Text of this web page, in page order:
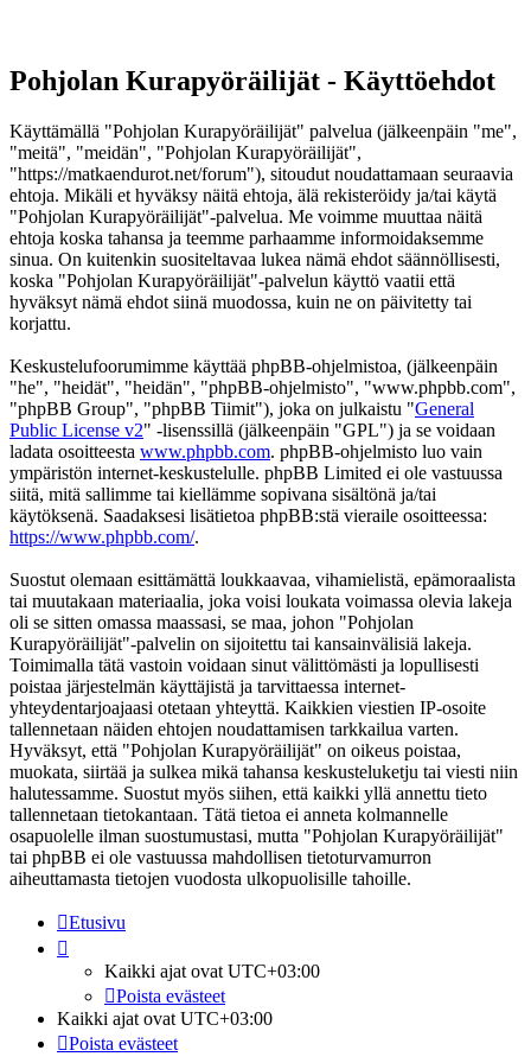
Pohjolan Kurapyöräilijät - Käyttöehdot
Käyttämällä "Pohjolan Kurapyöräilijät" palvelua (jälkeenpäin "me",
"meitä", "meidän", "Pohjolan Kurapyöräilijät",
"https://matkaendurot.net/forum"), sitoudut noudattamaan seuraavia
ehtoja. Mikäli et hyväksy näitä ehtoja, älä rekisteröidy ja/tai käytä
"Pohjolan Kurapyöräilijät"-palvelua. Me voimme muuttaa näitä
ehtoja koska tahansa ja teemme parhaamme informoidaksemme
sinua. On kuitenkin suositeltavaa lukea nämä ehdot säännöllisesti,
koska "Pohjolan Kurapyöräilijät"-palvelun käyttö vaatii että
hyväksyt nämä ehdot siinä muodossa, kuin ne on päivitetty tai
korjattu.
Keskustelufoorumimme käyttää phpBB-ohjelmistoa, (jälkeenpäin
"he", "heidät", "heidän", "phpBB-ohjelmisto", "www.phpbb.com",
"phpBB Group", "phpBB Tiimit"), joka on julkaistu "General
Public License v2" -lisenssillä (jälkeenpäin "GPL") ja se voidaan
ladata osoitteesta www.phpbb.com. phpBB-ohjelmisto luo vain
ympäristön internet-keskustelulle. phpBB Limited ei ole vastuussa
siitä, mitä sallimme tai kiellämme sopivana sisältönä ja/tai
käytöksenä. Saadaksesi lisätietoa phpBB:stä vieraile osoitteessa:
https://www.phpbb.com/.
Suostut olemaan esittämättä loukkaavaa, vihamielistä, epämoraalista
tai muutakaan materiaalia, joka voisi loukata voimassa olevia lakeja
oli se sitten omassa maassasi, se maa, johon "Pohjolan
Kurapyöräilijät"-palvelin on sijoitettu tai kansainvälisiä lakeja.
Toimimalla tätä vastoin voidaan sinut välittömästi ja lopullisesti
poistaa järjestelmän käyttäjistä ja tarvittaessa internet-
yhteydentarjoajaasi otetaan yhteyttä. Kaikkien viestien IP-osoite
tallennetaan näiden ehtojen noudattamisen tarkkailua varten.
Hyväksyt, että "Pohjolan Kurapyöräilijät" on oikeus poistaa,
muokata, siirtää ja sulkea mikä tahansa keskusteluketju tai viesti niin
halutessamme. Suostut myös siihen, että kaikki yllä annettu tieto
tallennetaan tietokantaan. Tätä tietoa ei anneta kolmannelle
osapuolelle ilman suostumustasi, mutta "Pohjolan Kurapyöräilijät"
tai phpBB ei ole vastuussa mahdollisen tietoturvamurron
aiheuttamasta tietojen vuodosta ulkopuolisille tahoille.
Etusivu
Kaikki ajat ovat UTC+03:00
Poista evästeet
Kaikki ajat ovat UTC+03:00
Poista evästeet